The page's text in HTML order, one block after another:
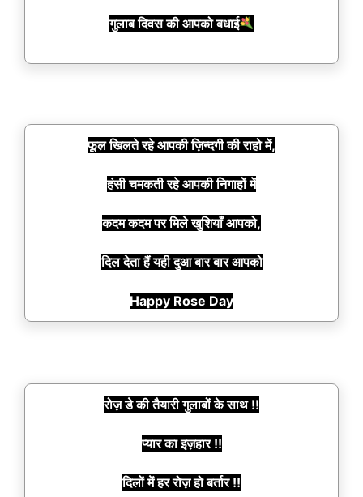
गुलाब दिवस की आपको बधाई
फूल खिलते रहे आपकी ज़िन्दगी की राहो में,
हंसी चमकती रहे आपकी निगाहों में
कदम कदम पर मिले खुशियाँ आपको,
दिल देता हैं यही दुआ बार बार आपको
Happy Rose Day
रोज़ डे की तैयारी गुलाबों के साथ !!
प्यार का इज़हार !!
दिलों में हर रोज़ हो बर्तार !!